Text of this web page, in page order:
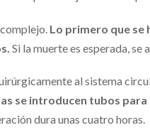
Lo primero que se
Si la muerte es esperada, se
al sistema
se introducen tubos
dura unas cuatro horas.